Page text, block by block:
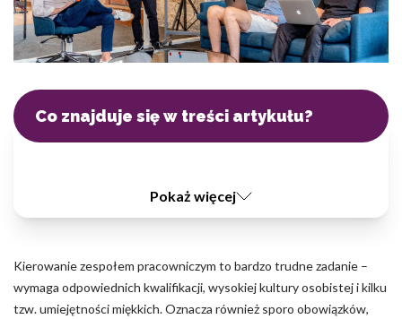
Co znajduje się w treści artykułu?
Pokaż więcej
Kierowanie zespołem pracowniczym to bardzo trudne zadanie –
wymaga odpowiednich kwalifikacji, wysokiej kultury osobistej i kilku
tzw. umiejętności miękkich. Oznacza również sporo obowiązków,
zapamiętanie informacji, które zmieniają wygląd lub
funkcjonowanie strony, np. preferowany język lub region, w
którym znajduje się użytkownik.
Statystyka
Statystyczne pliki cookie pomagają właścicielem stron
Marketingowe pliki cookie stosowane są w celu śledzenia
użytkowników na stronach internetowych. Celem jest
wyświetlanie reklam, które są istotne i interesujące dla